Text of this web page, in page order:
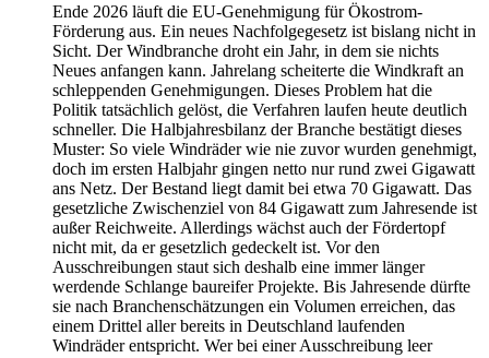
Ende 2026 läuft die EU-Genehmigung für Ökostrom-
Förderung aus. Ein neues Nachfolgegesetz ist bislang nicht in
Sicht. Der Windbranche droht ein Jahr, in dem sie nichts
Neues anfangen kann. Jahrelang scheiterte die Windkraft an
schleppenden Genehmigungen. Dieses Problem hat die
Politik tatsächlich gelöst, die Verfahren laufen heute deutlich
schneller. Die Halbjahresbilanz der Branche bestätigt dieses
Muster: So viele Windräder wie nie zuvor wurden genehmigt,
doch im ersten Halbjahr gingen netto nur rund zwei Gigawatt
ans Netz. Der Bestand liegt damit bei etwa 70 Gigawatt. Das
gesetzliche Zwischenziel von 84 Gigawatt zum Jahresende ist
außer Reichweite. Allerdings wächst auch der Fördertopf
nicht mit, da er gesetzlich gedeckelt ist. Vor den
Ausschreibungen staut sich deshalb eine immer länger
werdende Schlange baureifer Projekte. Bis Jahresende dürfte
sie nach Branchenschätzungen ein Volumen erreichen, das
einem Drittel aller bereits in Deutschland laufenden
Windräder entspricht. Wer bei einer Ausschreibung leer